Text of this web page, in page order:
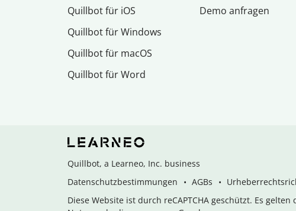
Quillbot für iOS
Quillbot für Windows
Quillbot für macOS
Quillbot für Word
Demo anfragen
Quillbot, a Learneo, Inc. business
Datenschutzbestimmungen
AGBs
Diese Website ist durch reCAPTCHA geschützt. Es